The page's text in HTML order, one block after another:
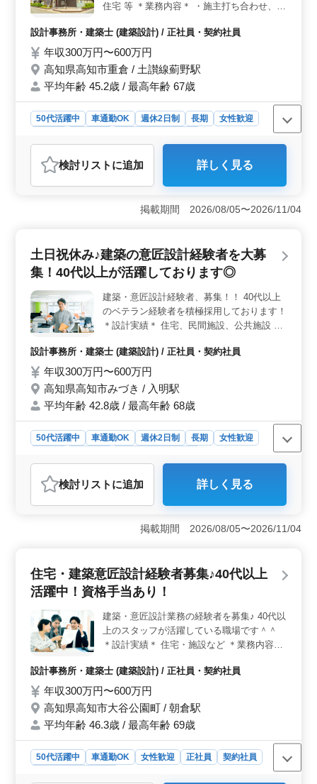
問いません。経験豊富な方々のご応募をお待ちしていま
す。
住宅 等 ＊業務内容＊ ・施主打ち合わせ、現
計、積算 ・確認申請、各種書類作成、施工
会社選定、設計監理 等 ・CAD操作あり ☆土
日祝休み ☆交通費支給 ☆作業着支給 みなさ
まのご応募、お待ちしております♪
設計事務所・建築士 (建築設計) / 正社員・契約社員
年収300万円〜600万円
高知県高知市重倉 / 土讃線薊野駅
平均年齢 45.2歳 / 最高年齢 67歳
50代活躍中 車通勤OK 週休2日制 長期
女性歓迎
おすすめポイント
＜充実した休日制度＞ この求人は土日祝が休みで、年
間休日124日と充実した休日制度が整っています。プライ
り確保したい方にとって、大変魅力的な環境です。
300万円から600万円と幅広く、キャリアに応じた評価が
期待できます。交通費全額支給や作業着の支給もあり、
働く環境が整っています。 ＜安心の福利厚生＞ 正
社員・契約社員ともに雇用、労災、健康、厚生年金の各
種保険が完備されており、安心して働くことができま
す。また、平均年齢45.2歳と落ち着いた職場環境で、50
代以上も活躍中です。
検討リスト に追加 詳しく見る
掲載期間 2026/08/05〜2026/11/04
土日祝休み♪建築の意匠設計経験者を大募
集！40代以上が活躍しております◎
建築・意匠設計経験者、募集！！ 40代以上
のベテラン経験者を積極採用しております！
＊設計実績＊ 住宅、民間施設、公共施設 等
査、プランニング ・基本設計、実施設計、
積算 ・確認申請、各種書類作成、施工会社
選定、設計監理 等 ・CAD操作あり 交通費支
給◎ 作業着支給◎ 車通勤可◎ 土日祝休み◎
20代〜60代のスタッフが在籍中です。 楽し
い設計事務所です。ぜひご応募ください！
設計事務所・建築士 (建築設計) / 正社員・契約社員
年収300万円〜600万円
高知県高知市みづき / 入明駅
平均年齢 42.8歳 / 最高年齢 68歳
50代活躍中 車通勤OK 週休2日制 長期
女性歓迎
おすすめポイント
＜働きやすい環境＞ 土日祝休み＆週休2日制で、プライ
ベートの充実も図れます。また、高知市みづきのアクセ
通費も支給され、快適な環境が整っています。 ＜豊
までの設計実績が豊富で、プランニングから施工監理ま
で、経験を存分に活かせます。 ＜多様な年代の仲間
たち＞ 20代から60代まで幅広い世代のスタッフが在籍
しており、意見交換や刺激のある職場です。ベテランの
方々も活躍中で、経験を共有しながら成長できます。楽
しく刺激的な設計事務所で、新たな挑戦をお待ちしてい
ます。
検討リスト に追加 詳しく見る
掲載期間 2026/08/05〜2026/11/04
住宅・建築意匠設計経験者募集♪40代以上
活躍中！資格手当あり！
建築・意匠設計業務の経験者を募集♪ 40代以
上のスタッフが活躍している職場です＾＾
＊設計実績＊ 住宅・施設など ＊業務内容＊
・基本設計、実施設計、積算 ・確認申請、
各種書類作成、施工会社選定、設計監理 等
・CAD操作あり ◯交通費支給 ◯車通勤可 ◯
資格手当あり！ 皆様のご応募、心よりお待
ちしております＾＾
設計事務所・建築士 (建築設計) / 正社員・契約社員
年収300万円〜600万円
高知県高知市大谷公園町 / 朝倉駅
平均年齢 46.3歳 / 最高年齢 69歳
50代活躍中 車通勤OK 女性歓迎 正社員
契約社員